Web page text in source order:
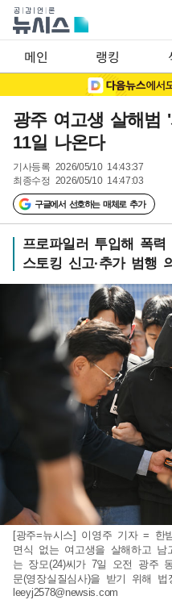
메인 랭킹
광주 여고생 살해범
11일 나온다
기사등록 2026/05/10 14:43:37
최종수정 2026/05/10 14:47:03
구글에서 선호하는 매체로 추가
프로파일러 투입해 폭력
스토킹 신고·추가 범행
[광주=뉴시스] 이영주 기자 = 한
면식 없는 여고생을 살해하고
는 장모(24)씨가 7일 오전 광주
문(영장실질심사)을 받기 위해 법
leeyj2578@newsis.com